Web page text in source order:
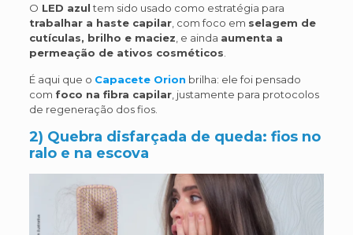
O LED azultem sido usado como estratégia para
trabalhar a haste capilar, com foco em selagem de
cutículas, brilho e maciez , e ainda aumenta a
permeação de ativos cosméticos
É aqui que o Capacete Orion brilha: ele foi pensado
com foco na fibra capilar, justamente para protocolos
de regeneração dos fios.
2) Quebra disfarçada de queda: fios no
ralo e na escova